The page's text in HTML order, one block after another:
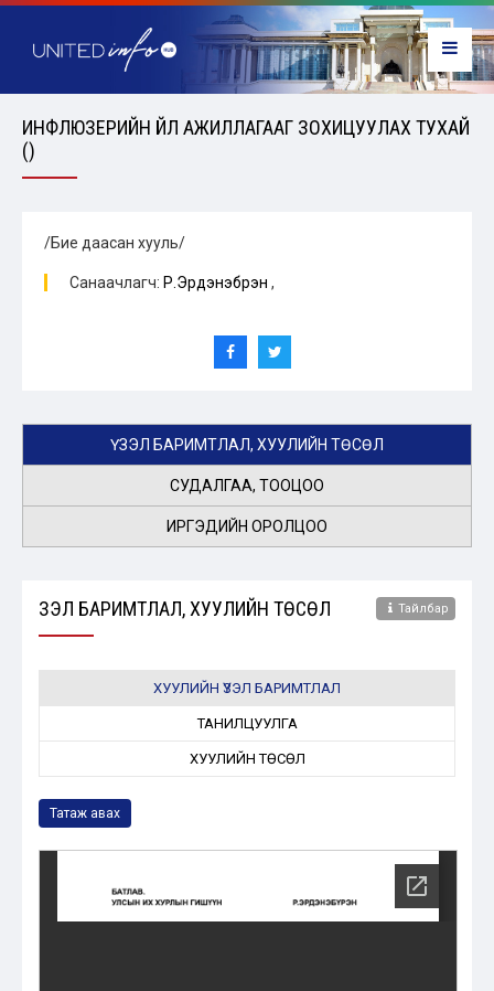
ИНФЛЮЗЕРИЙН ҮЙЛ АЖИЛЛАГААГ ЗОХИЦУУЛАХ ТУХАЙ
()
/Бие даасан хууль/
Санаачлагч: Р.Эрдэнэбүрэн ,
ҮЗЭЛ БАРИМТЛАЛ, ХУУЛИЙН ТӨСӨЛ
СУДАЛГАА, ТООЦОО
ИРГЭДИЙН ОРОЛЦОО
ҮЗЭЛ БАРИМТЛАЛ, ХУУЛИЙН ТӨСӨЛ Тайлбар
ХУУЛИЙН ҮЗЭЛ БАРИМТЛАЛ
ТАНИЛЦУУЛГА
ХУУЛИЙН ТӨСӨЛ
Татаж авах